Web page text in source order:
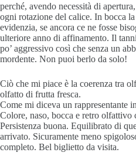
perché, avendo necessità di
ogni rotazione del calice. In bocca la
evidenzia, se ancora ce ne fosse
ulteriore anno di affinamento. Il
po’ aggressivo così che senza un
mordente. Non puoi berlo da solo!
Ciò che mi piace è la coerenza tra
olfatto di frutta fresca.
Come mi diceva un rappresentante
Colore, naso, bocca e retro olfattivo
Persistenza buona. Equilibrato di
arrivato. Sicuramente meno
completo. Bel biglietto da visita.